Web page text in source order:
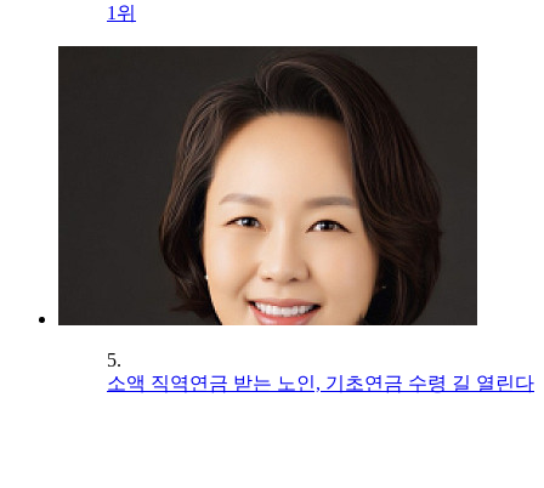
1위
5.
소액 직역연금 받는 노인, 기초연금 수령 길 열린다